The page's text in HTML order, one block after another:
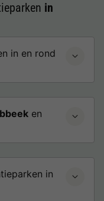
in
in en rond
en
in